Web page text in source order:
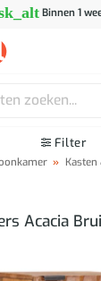
Binnen 1
Filter
»
Acacia